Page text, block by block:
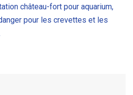
château-fort pour aquarium,
pour les crevettes et les